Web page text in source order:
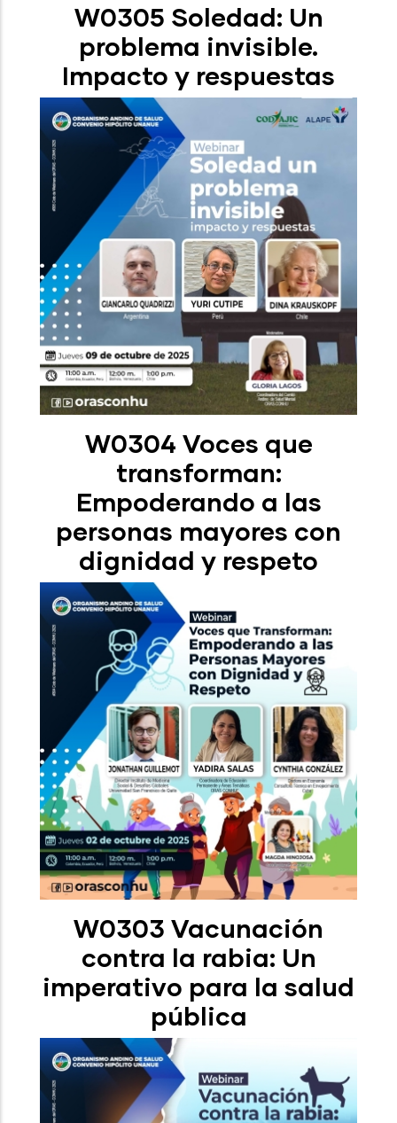
W0305 Soledad: Un
problema invisible.
Impacto y respuestas
W0304 Voces que
transforman:
Empoderando a las
personas mayores con
dignidad y respeto
W0303 Vacunación
contra la rabia: Un
imperativo para la salud
pública